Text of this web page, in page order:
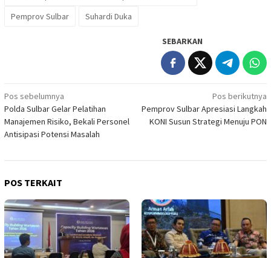
Pemprov Sulbar
Suhardi Duka
SEBARKAN
Navigasi
pos
Pos sebelumnya
Polda Sulbar Gelar Pelatihan
Manajemen Risiko, Bekali Personel
Antisipasi Potensi Masalah
Pos berikutnya
Pemprov Sulbar Apresiasi Langkah
KONI Susun Strategi Menuju PON
POS TERKAIT